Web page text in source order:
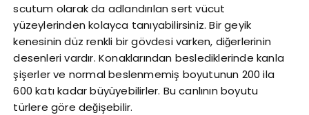
scutum olarak da adlandırılan sert vücut
yüzeylerinden kolayca tanıyabilirsiniz. Bir geyik
kenesinin düz renkli bir gövdesi varken, diğerlerinin
desenleri vardır. Konaklarından beslediklerinde kanla
şişerler ve normal beslenmemiş boyutunun 200 ila
600 katı kadar büyüyebilirler. Bu canlının boyutu
türlere göre değişebilir.